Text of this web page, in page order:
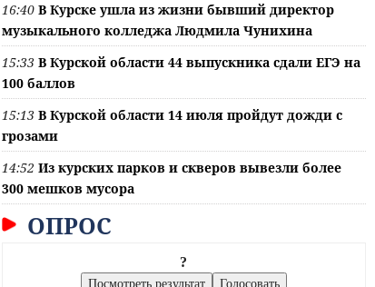
16:40 В Курске ушла из жизни бывший директор
музыкального колледжа Людмила Чунихина
15:33 В Курской области 44 выпускника сдали ЕГЭ на
100 баллов
15:13 В Курской области 14 июля пройдут дожди с
грозами
14:52 Из курских парков и скверов вывезли более
300 мешков мусора
ОПРОС
?